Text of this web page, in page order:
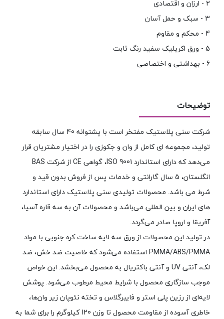
2 - ارزان و اقتصادی
3 - سبک و حمل آسان
4 - محکم و مقاوم
5 - ورق اکریلیک سفید رنگ ثابت
6 - بهداشتی و اختصاصی
توضیحات
شرکت سنی پلاستیک مفتخر است با پشتوانه 40 سال سابقه
تولید، مجموعه ای کامل از وان و جکوزی را در اختیار مشتریان قرار
می‌دهد که دارای استاندارد ISO 9001، گواهی CE از شرکت BAS
انگلستان، 5 سال گارانتی و خدمات پس از فروش بدون قید و
شرط می باشد. محصولات تولیدی سنی پلاستیک دارای استاندارد
های ایران و بین المللی می‌باشد و محصولات آن به سه قاره آسیا،
آفریقا و اروپا صادر می‌گردد.
در تولید این محصولات از ورق سه لایه ساخت کره جنوبی با مواد
PMMA/ABS/PMMA استفاده می‌شود که خاصیت ضد خش، ضد
لک، آنتی UV و آنتی باکتریال به محصول می‌بخشد. این خواص
موجب سازگاری محصول با شرایط محیط مرطوب می‌شود. پوشش
لایه‌ای از رزین پلی استر و فایبرگلاس و تخته نئوپان زیر وان‌ها،
خاطری آسوده از مقاومت محصول تا وزن 120 کیلوگرم را برای شما به